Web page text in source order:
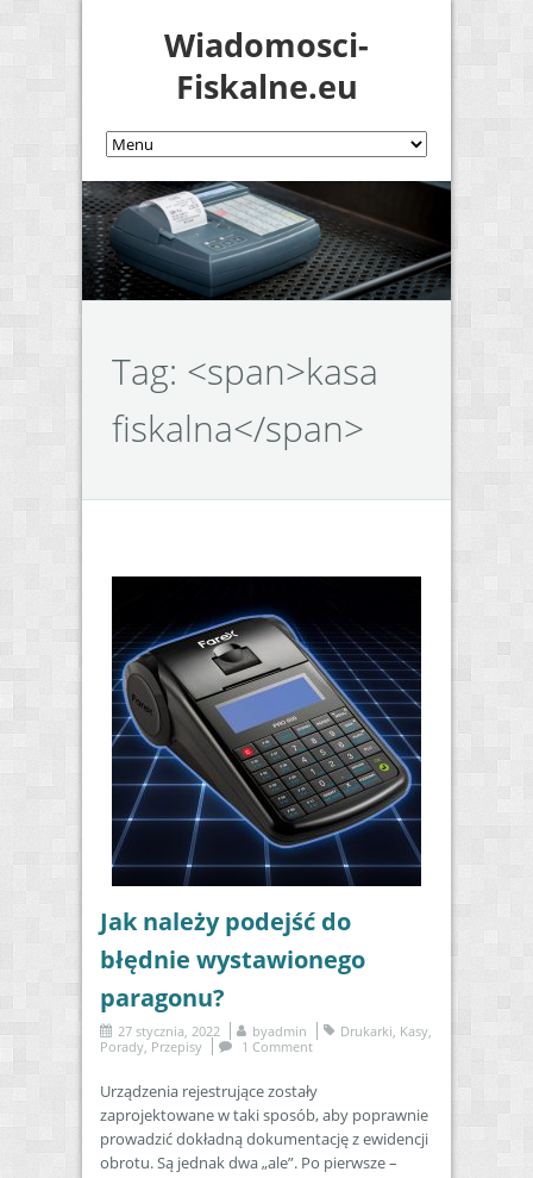
Wiadomosci-
Fiskalne.eu
Tag: <span>kasa
fiskalna</span>
Jak należy podejść do
błędnie wystawionego
paragonu?
27 stycznia, 2022 byadmin Drukarki, Kasy,
Porady, Przepisy 1 Comment
Urządzenia rejestrujące zostały
zaprojektowane w taki sposób, aby poprawnie
prowadzić dokładną dokumentację z ewidencji
obrotu. Są jednak dwa „ale”. Po pierwsze –